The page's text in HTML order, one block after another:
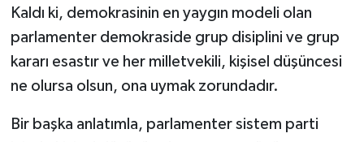
Kaldı ki, demokrasinin en yaygın modeli olan
parlamenter demokraside grup disiplini ve grup
kararı esastır ve her milletvekili, kişisel düşüncesi
ne olursa olsun, ona uymak zorundadır.
Bir başka anlatımla, parlamenter sistem parti